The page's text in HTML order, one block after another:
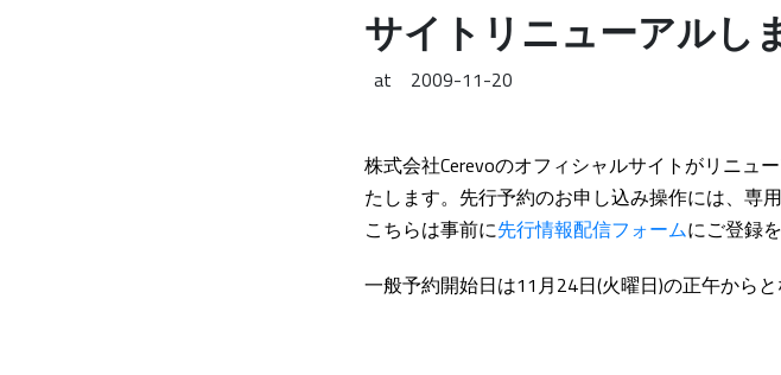
サイトリニューアルし
at 2009-11-20
株式会社Cerevoのオフィシャルサイトがリニュ
たします。先行予約のお申し込み操作には、専
こちらは事前に先行情報配信フォームにご登録
一般予約開始日は11月24日(火曜日)の正午からと